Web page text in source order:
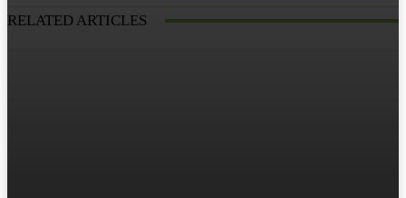
RELATED ARTICLES